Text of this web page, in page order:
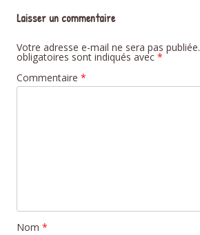
Laisser un commentaire
Votre adresse e-mail ne sera pas publiée.
obligatoires sont indiqués avec *
Commentaire *
Nom *